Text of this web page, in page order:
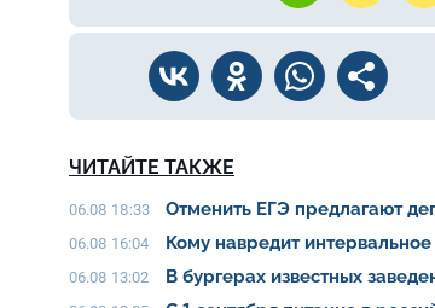
ЧИТАЙТЕ ТАКЖЕ
06.08 18:33 Отменить ЕГЭ предлагают
06.08 16:04 Кому навредит
06.08 13:02 В бургерах известных